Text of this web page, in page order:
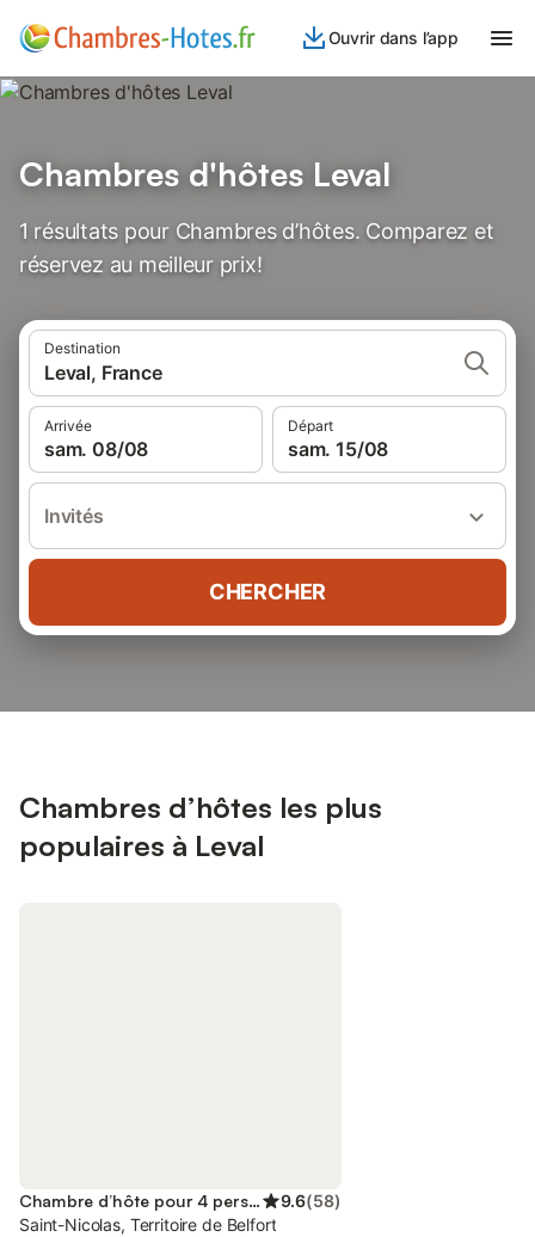
Ouvrir dans l’app
Chambres d'hôtes Leval
1 résultats pour Chambres d’hôtes. Comparez et
réservez au meilleur prix!
Destination
Leval, France
Arrivée
sam. 08/08
Départ
sam. 15/08
Invités
CHERCHER
Chambres d’hôtes les plus
populaires à Leval
Chambre d’hôte pour 4 personnes 9.6(58)
Saint-Nicolas, Territoire de Belfort